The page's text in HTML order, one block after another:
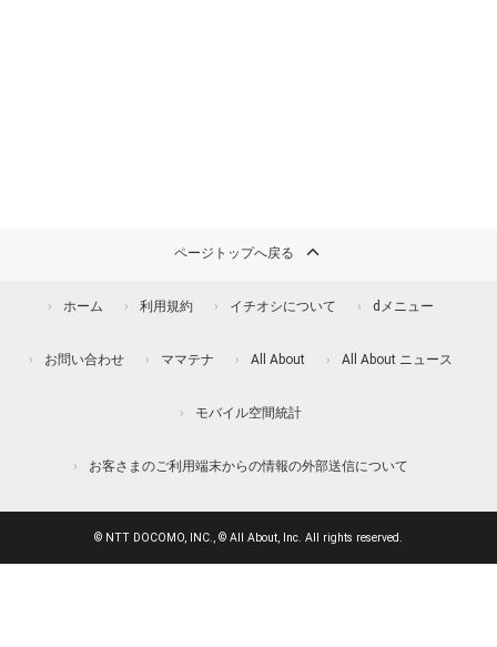
ページトップへ戻る
ホーム 利用規約 イチオシについて dメニュー
お問い合わせ ママテナ All About All About ニュース
モバイル空間統計
お客さまのご利用端末からの情報の外部送信について
© NTT DOCOMO, INC., © All About, Inc. All rights reserved.